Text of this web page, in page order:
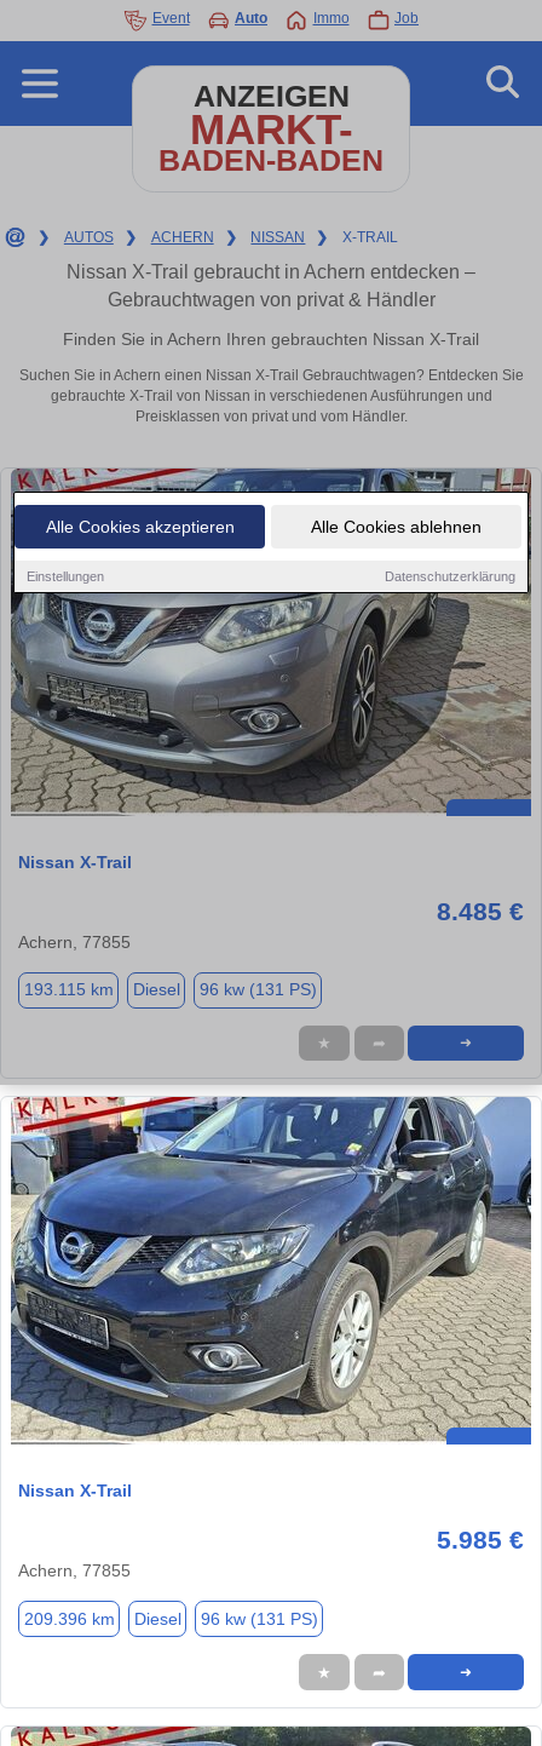
Alle Cookies akzeptieren Alle Cookies ablehnen
Einstellungen Datenschutzerklärung
Event Auto Immo Job
ANZEIGEN
MARKT-
BADEN-BADEN
❯ AUTOS ❯ ACHERN ❯ NISSAN ❯ X-TRAIL
Nissan X-Trail gebraucht in Achern entdecken –
Gebrauchtwagen von privat & Händler
Finden Sie in Achern Ihren gebrauchten Nissan X-Trail
Suchen Sie in Achern einen Nissan X-Trail Gebrauchtwagen? Entdecken Sie
gebrauchte X-Trail von Nissan in verschiedenen Ausführungen und
Preisklassen von privat und vom Händler.
Nissan X-Trail
8.485 €
Achern, 77855
193.115 km Diesel 96 kw (131 PS)
★ ➦ ➜
Nissan X-Trail
5.985 €
Achern, 77855
209.396 km Diesel 96 kw (131 PS)
★ ➦ ➜